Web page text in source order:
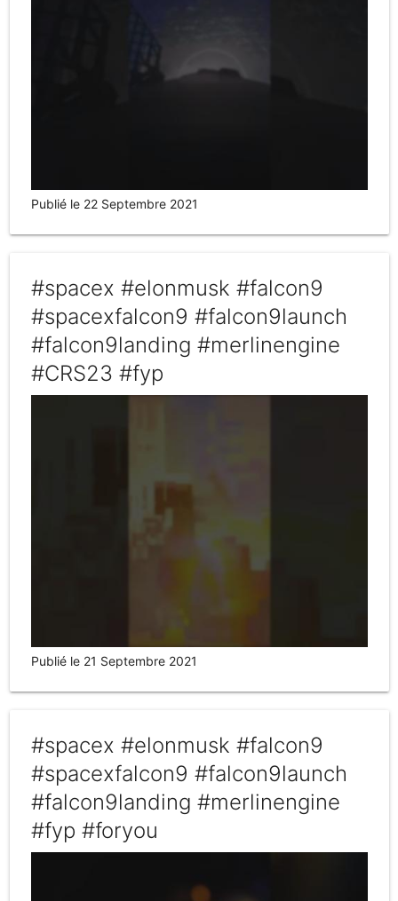
Publié le 22 Septembre 2021
#spacex #elonmusk #falcon9
#spacexfalcon9 #falcon9launch
#falcon9landing #merlinengine
#CRS23 #fyp
Publié le 21 Septembre 2021
#spacex #elonmusk #falcon9
#spacexfalcon9 #falcon9launch
#falcon9landing #merlinengine
#fyp #foryou